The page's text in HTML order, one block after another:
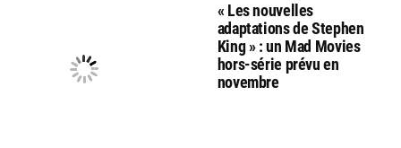
« Les nouvelles
adaptations de Stephen
King » : un Mad Movies
hors-série prévu en
novembre